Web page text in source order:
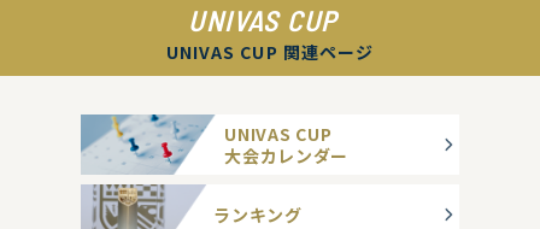
UNIVAS CUP
UNIVAS CUP 関連ページ
UNIVAS CUP
大会カレンダー
ランキング